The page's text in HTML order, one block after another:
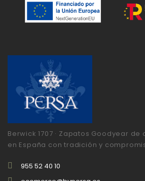
Berwick 1707 · Zapatos Goodyear
en España con tradición y
955 52 40 10